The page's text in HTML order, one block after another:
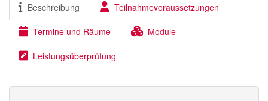
Beschreibung Teilnahmevoraussetzungen
Termine und Räume Module
Leistungsüberprüfung